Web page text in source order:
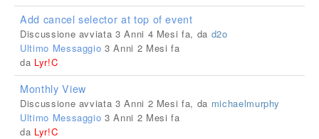
Add cancel selector at top of event
Discussione avviata 3 Anni 4 Mesi fa, da d2o
Ultimo Messaggio 3 Anni 2 Mesi fa
da Lyr!C
Monthly View
Discussione avviata 3 Anni 2 Mesi fa, da michaelmurphy
Ultimo Messaggio 3 Anni 2 Mesi fa
da Lyr!C